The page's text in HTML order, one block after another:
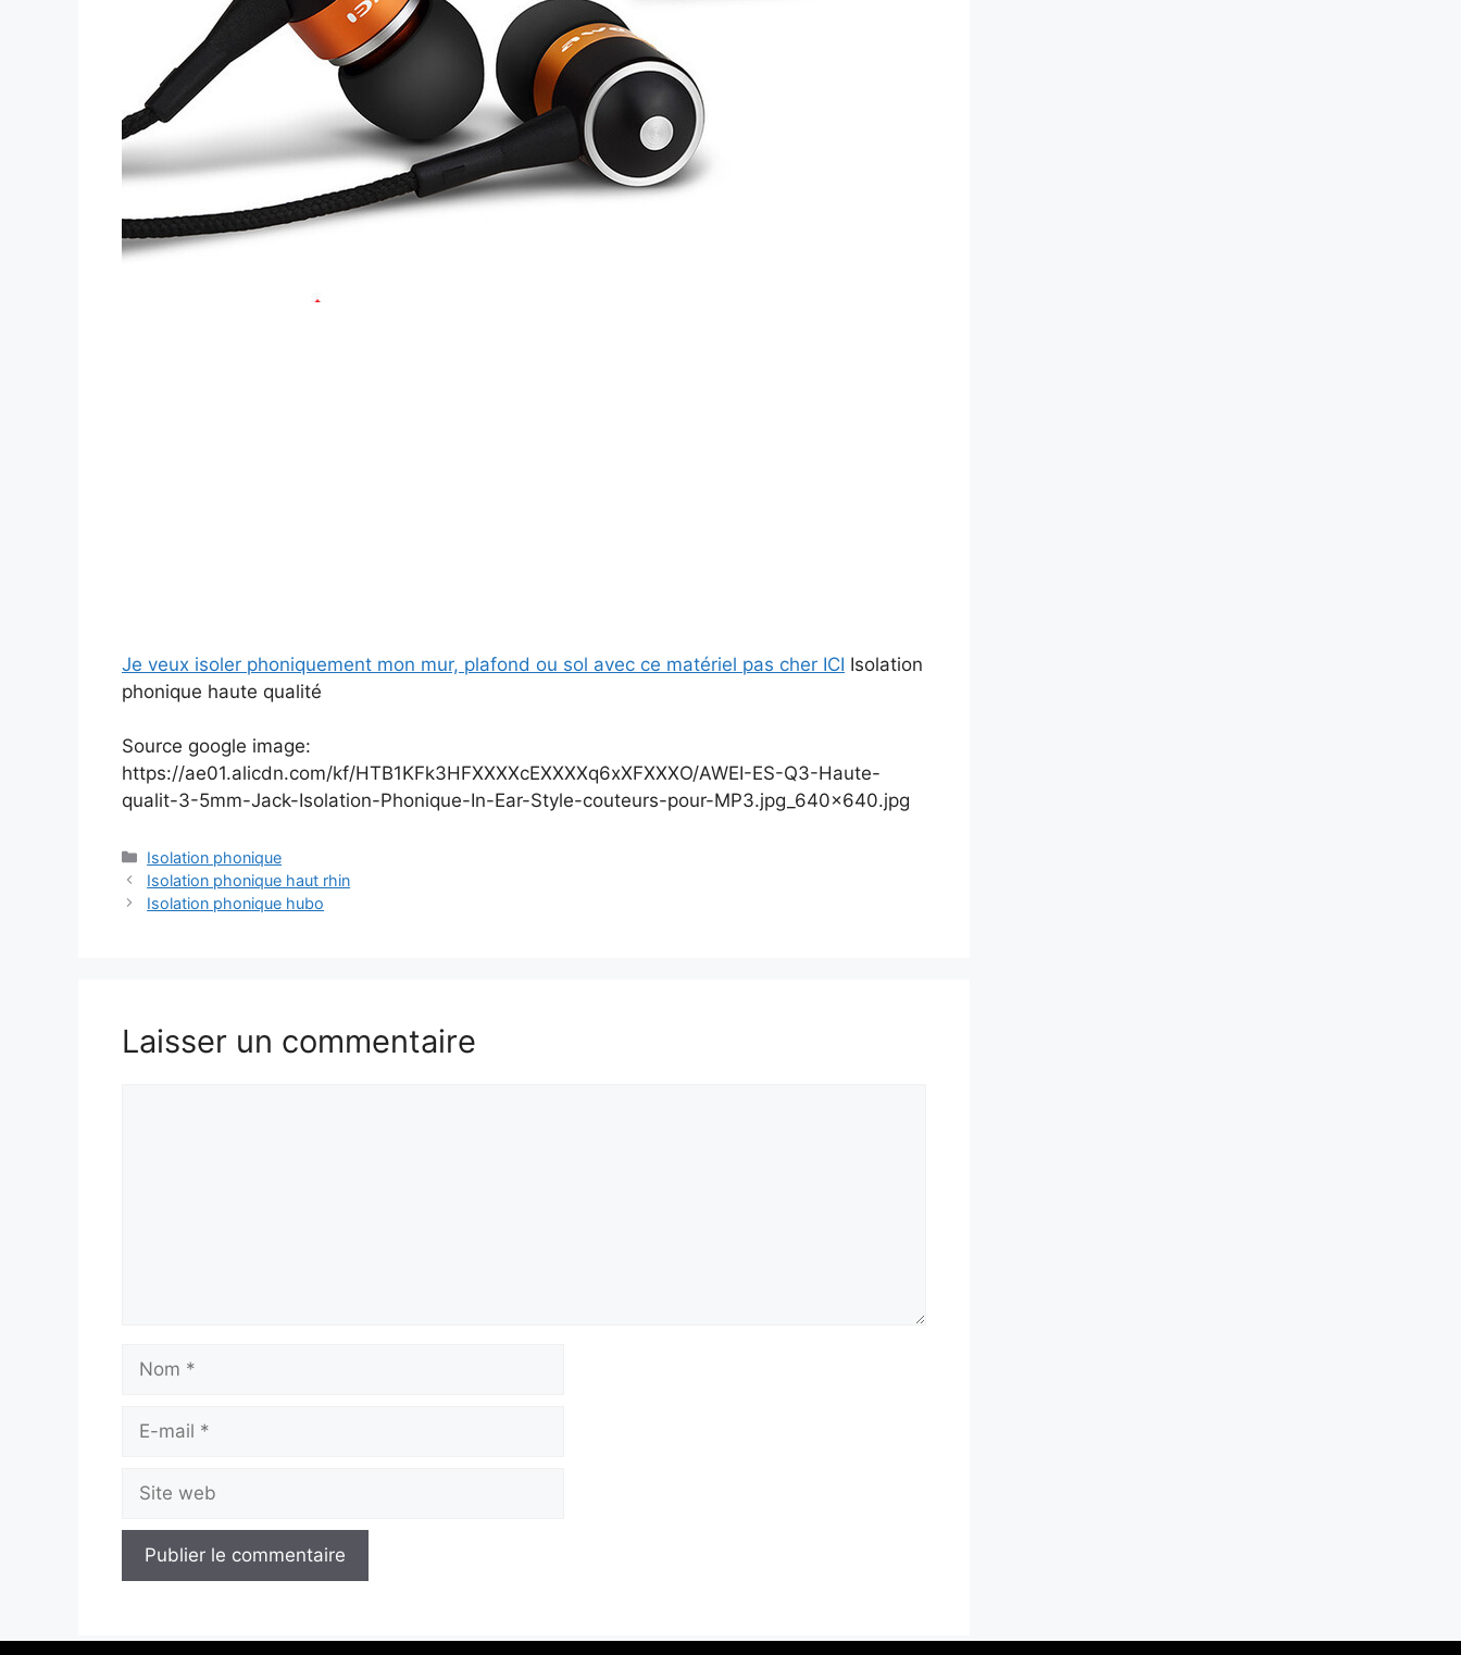
Je veux isoler phoniquement mon mur, plafond ou sol avec ce matériel pas cher ICI Isolation
phonique haute qualité
Source google image:
https://ae01.alicdn.com/kf/HTB1KFk3HFXXXXcEXXXXq6xXFXXXO/AWEI-ES-Q3-Haute-
qualit-3-5mm-Jack-Isolation-Phonique-In-Ear-Style-couteurs-pour-MP3.jpg_640x640.jpg
Catégories
Isolation phonique
Isolation phonique haut rhin
Isolation phonique hubo
Laisser un commentaire
mail
web